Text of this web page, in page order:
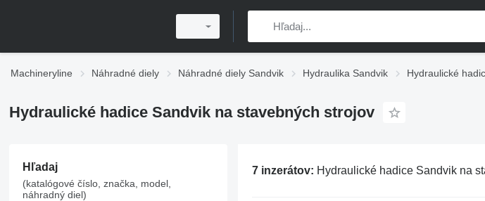
Machineryline Náhradné diely Náhradné diely Sandvik Hydraulika Sandvik Hydraulické
Hydraulické hadice Sandvik na stavebných strojov
Hľadaj
(katalógové číslo, značka, model,
náhradný diel)
7 inzerátov: Hydraulické hadice Sandvik na